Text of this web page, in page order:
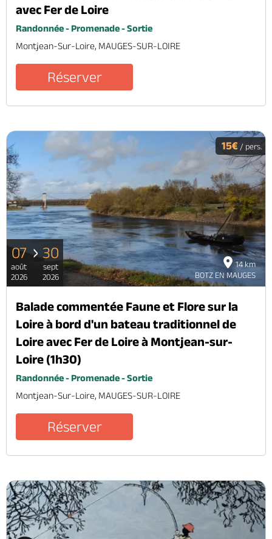
avec Fer de Loire
Randonnée - Promenade - Sortie
Montjean-Sur-Loire, MAUGES-SUR-LOIRE
Réserver
14 km
BOTZ EN MAUGES
15€ / pers.
07
août
2026
30
sept
2026
Balade commentée Faune et Flore sur la
Loire à bord d'un bateau traditionnel de
Loire avec Fer de Loire à Montjean-sur-
Loire (1h30)
Randonnée - Promenade - Sortie
Montjean-Sur-Loire, MAUGES-SUR-LOIRE
Réserver